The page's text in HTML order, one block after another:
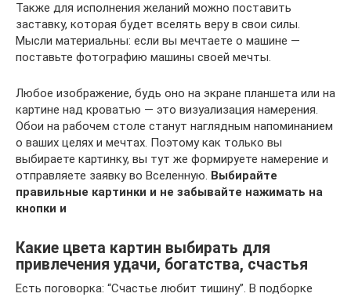
Также для исполнения желаний можно поставить
заставку, которая будет вселять веру в свои силы.
Мысли материальны: если вы мечтаете о машине —
поставьте фотографию машины своей мечты.
Любое изображение, будь оно на экране планшета или на
картине над кроватью — это визуализация намерения.
Обои на рабочем столе станут наглядным напоминанием
о ваших целях и мечтах. Поэтому как только вы
выбираете картинку, вы тут же формируете намерение и
отправляете заявку во Вселенную. Выбирайте
правильные картинки и не забывайте нажимать на
кнопки и
Какие цвета картин выбирать для
привлечения удачи, богатства, счастья
Есть поговорка: “Счастье любит тишину”. В подборке